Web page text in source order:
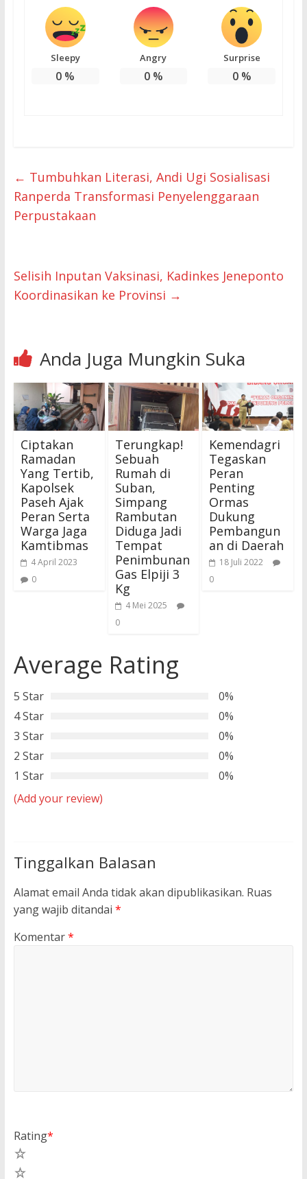
Sleepy
0 %
Angry
0%
Surprise
0%
← Tumbuhkan Literasi, Andi Ugi Sosialisasi
Ranperda Transformasi Penyelenggaraan
Perpustakaan
Selisih Inputan Vaksinasi, Kadinkes Jeneponto
Koordinasikan ke Provinsi →
Anda Juga Mungkin Suka
Ciptakan
Ramadan
Yang Tertib,
Kapolsek
Paseh Ajak
Peran Serta
Warga Jaga
Kamtibmas
4 April 2023
0
Terungkap!
Sebuah
Rumah di
Suban,
Simpang
Rambutan
Diduga Jadi
Tempat
Penimbunan
Gas Elpiji 3
Kg
4 Mei 2025
0
Kemendagri
Tegaskan
Peran
Penting
Ormas
Dukung
Pembangun
an di Daerah
18 Juli 2022
0
Average Rating
5 Star
0%
4 Star
0%
3 Star
0%
2 Star
0%
1 Star
0%
(Add your review)
Tinggalkan Balasan
Alamat email Anda tidak akan dipublikasikan. Ruas
yang wajib ditandai *
Komentar*
Rating*